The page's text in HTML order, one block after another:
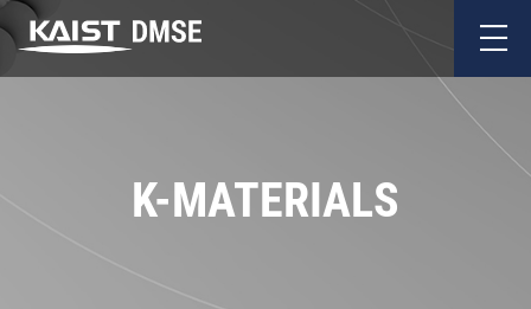
K-MATERIALS